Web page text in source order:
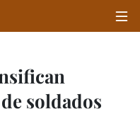
soldados